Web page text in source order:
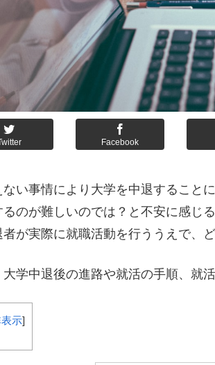
Facebook
ない事情により大学を中退すること
るのが難しいのでは？と不安に感じ
者が実際に就職活動を行ううえで、
学中退後の進路や就活の手順、就
示]